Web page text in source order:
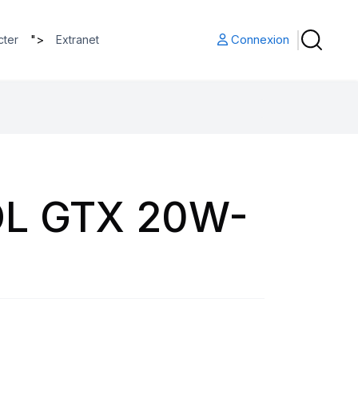
"> Extranet Connexion
GTX 20W-